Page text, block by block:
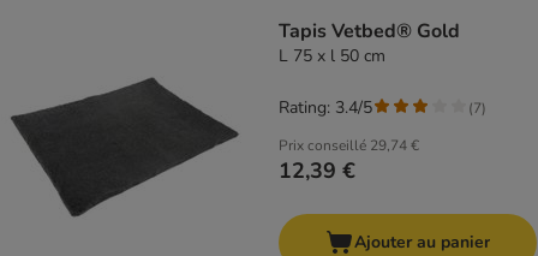
Tapis Vetbed® Gold
L 75 x l 50 cm
Prix conseillé 29,74 €
12,39 €
Rating: 3.4/5 (7)
Ajouter au panier